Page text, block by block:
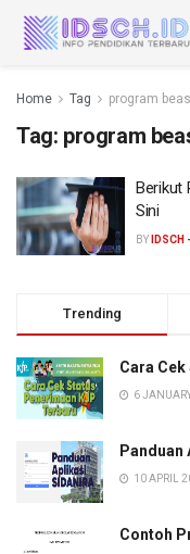
Home Tag program
Tag: program
Berikut
Sini
BY
Trending
Cara
6
Panduan
10 APRIL
Contoh